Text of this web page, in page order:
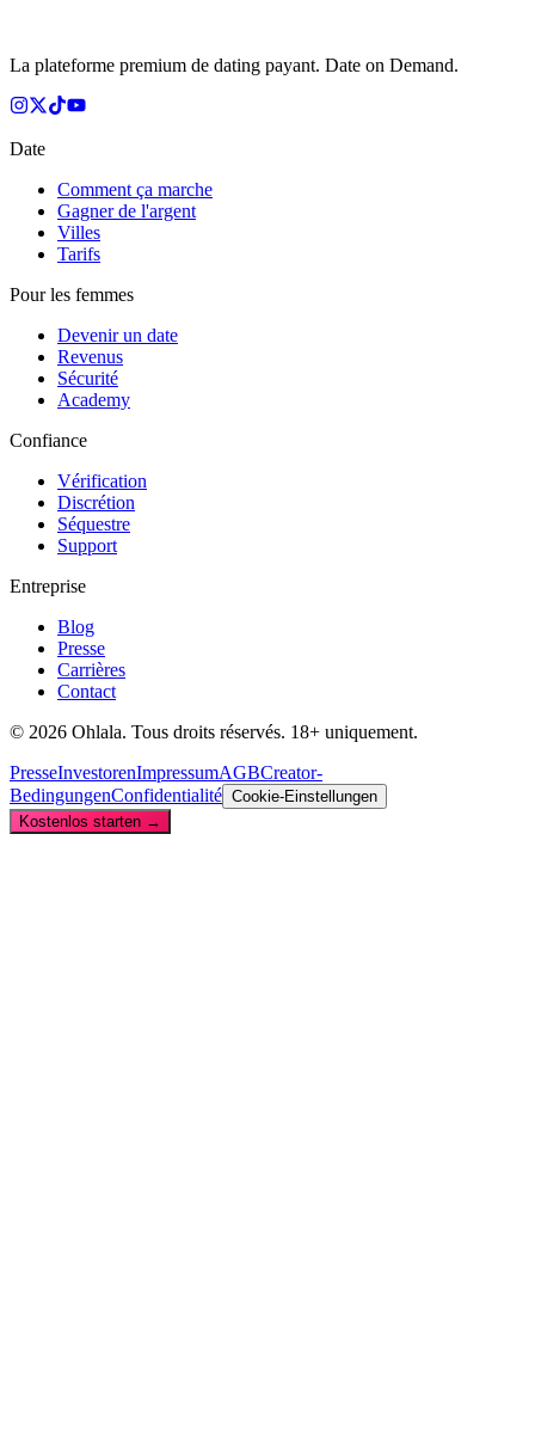
La plateforme premium de dating payant. Date on Demand.
Date
Comment ça marche
Gagner de l'argent
Villes
Tarifs
Pour les femmes
Devenir un date
Revenus
Sécurité
Academy
Confiance
Vérification
Discrétion
Séquestre
Support
Entreprise
Blog
Presse
Carrières
Contact
© 2026 Ohlala. Tous droits réservés. 18+ uniquement.
PresseInvestorenImpressumAGBCreator-
BedingungenConfidentialité Cookie-Einstellungen
Kostenlos starten →